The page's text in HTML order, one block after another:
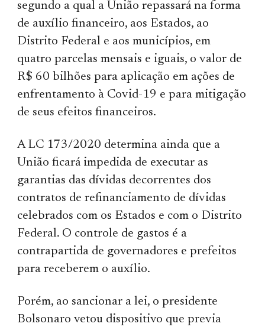
segundo a qual a União repassará na forma
de auxílio financeiro, aos Estados, ao
Distrito Federal e aos municípios, em
quatro parcelas mensais e iguais, o valor de
R$ 60 bilhões para aplicação em ações de
enfrentamento à Covid-19 e para mitigação
de seus efeitos financeiros.
A LC 173/2020 determina ainda que a
União ficará impedida de executar as
garantias das dívidas decorrentes dos
contratos de refinanciamento de dívidas
celebrados com os Estados e com o Distrito
Federal. O controle de gastos é a
contrapartida de governadores e prefeitos
para receberem o auxílio.
Porém, ao sancionar a lei, o presidente
Bolsonaro vetou dispositivo que previa